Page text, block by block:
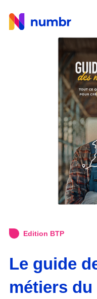
Edition BTP
Le guide
métiers du